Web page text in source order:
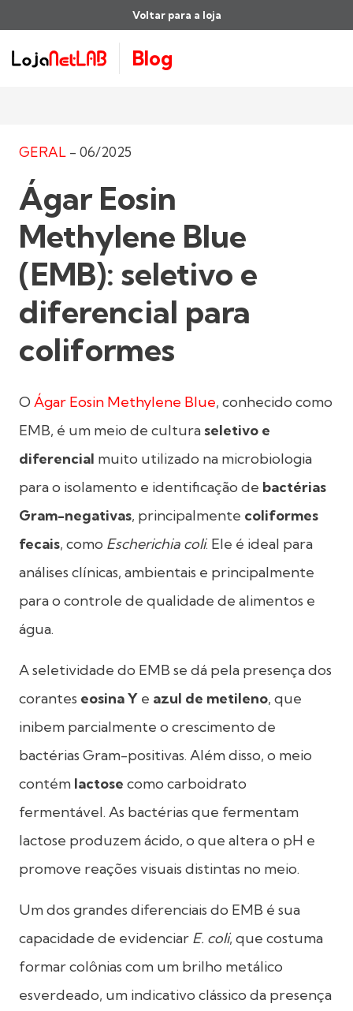
Voltar para a loja
Blog
GERAL - 06/2025
Ágar Eosin
Methylene Blue
(EMB): seletivo e
diferencial para
coliformes
O Ágar Eosin Methylene Blue, conhecido como
EMB, é um meio de cultura seletivo e
diferencial muito utilizado na microbiologia
para o isolamento e identificação de bactérias
Gram-negativas, principalmente coliformes
fecais, como Escherichia coli. Ele é ideal para
análises clínicas, ambientais e principalmente
para o controle de qualidade de alimentos e
água.
A seletividade do EMB se dá pela presença dos
corantes eosina Y e azul de metileno, que
inibem parcialmente o crescimento de
bactérias Gram-positivas. Além disso, o meio
contém lactose como carboidrato
fermentável. As bactérias que fermentam
lactose produzem ácido, o que altera o pH e
promove reações visuais distintas no meio.
Um dos grandes diferenciais do EMB é sua
capacidade de evidenciar E. coli, que costuma
formar colônias com um brilho metálico
esverdeado, um indicativo clássico da presença